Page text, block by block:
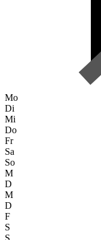
Mo
Di
Mi
Do
Fr
Sa
So
M
D
M
D
F
S